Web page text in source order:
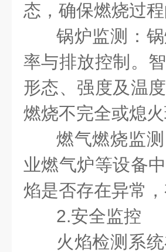
态，确保燃烧过
锅炉监测：
率与排放控制。
形态、强度及温
燃烧不完全或熄
燃气燃烧监
业燃气炉等设备
焰是否存在异常
2.安全监控
火焰检测系